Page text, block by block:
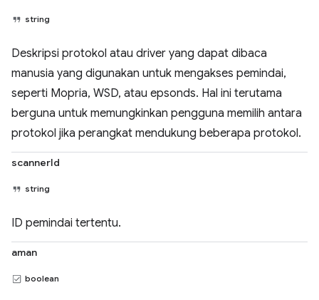
string
Deskripsi protokol atau driver yang dapat dibaca
manusia yang digunakan untuk mengakses pemindai,
seperti Mopria, WSD, atau epsonds. Hal ini terutama
berguna untuk memungkinkan pengguna memilih antara
protokol jika perangkat mendukung beberapa protokol.
scannerId
string
ID pemindai tertentu.
aman
boolean